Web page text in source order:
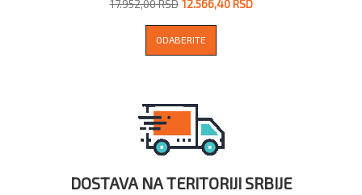
17.952,00 RSD 12.566,40 RSD
ODABERITE
DOSTAVA NA TERITORIJI SRBIJE